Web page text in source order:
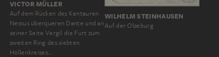
VICTOR MÜLLER
Auf dem Rücken des Kentauren
Nessus überqueren Dante und an
seiner Seite Vergil die Furt zum
zweiten Ring des siebten
Höllenkreises…
WILHELM STEINHAUSEN
Auf der Olzeburg